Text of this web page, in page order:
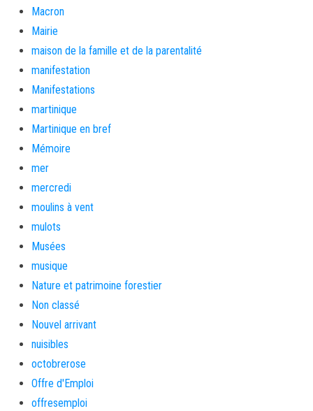
Macron
Mairie
maison de la famille et de la parentalité
manifestation
Manifestations
martinique
Martinique en bref
Mémoire
mer
mercredi
moulins à vent
mulots
Musées
musique
Nature et patrimoine forestier
Non classé
Nouvel arrivant
nuisibles
octobrerose
Offre d'Emploi
offresemploi